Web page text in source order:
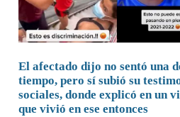
El afectado dijo no sentó una
tiempo, pero sí subió su
sociales, donde explicó en un
que vivió en ese entonces